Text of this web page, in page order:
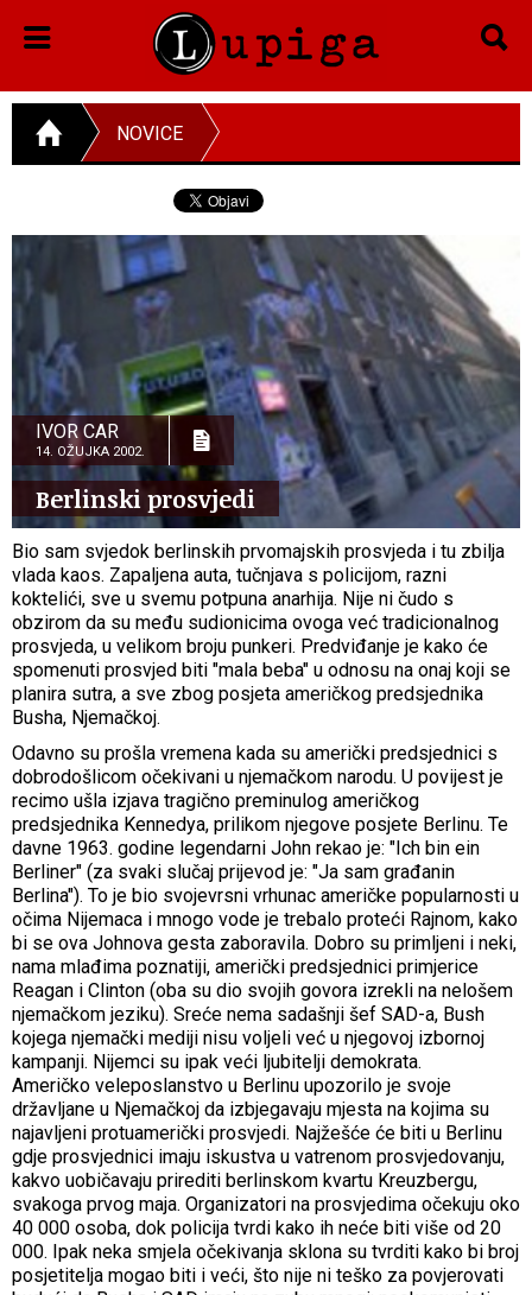
NOVICE
IVOR CAR
14. OŽUJKA 2002.
Berlinski prosvjedi
Bio sam svjedok berlinskih prvomajskih prosvjeda i tu zbilja
vlada kaos. Zapaljena auta, tučnjava s policijom, razni
koktelići, sve u svemu potpuna anarhija. Nije ni čudo s
obzirom da su među sudionicima ovoga već tradicionalnog
prosvjeda, u velikom broju punkeri. Predviđanje je kako će
spomenuti prosvjed biti "mala beba" u odnosu na onaj koji se
planira sutra, a sve zbog posjeta američkog predsjednika
Busha, Njemačkoj.
Odavno su prošla vremena kada su američki predsjednici s
dobrodošlicom očekivani u njemačkom narodu. U povijest je
recimo ušla izjava tragično preminulog američkog
predsjednika Kennedya, prilikom njegove posjete Berlinu. Te
davne 1963. godine legendarni John rekao je: "Ich bin ein
Berliner" (za svaki slučaj prijevod je: "Ja sam građanin
Berlina"). To je bio svojevrsni vrhunac američke popularnosti u
očima Nijemaca i mnogo vode je trebalo proteći Rajnom, kako
bi se ova Johnova gesta zaboravila. Dobro su primljeni i neki,
nama mlađima poznatiji, američki predsjednici primjerice
Reagan i Clinton (oba su dio svojih govora izrekli na nelošem
njemačkom jeziku). Sreće nema sadašnji šef SAD-a, Bush
kojega njemački mediji nisu voljeli već u njegovoj izbornoj
kampanji. Nijemci su ipak veći ljubitelji demokrata.
Američko veleposlanstvo u Berlinu upozorilo je svoje
državljane u Njemačkoj da izbjegavaju mjesta na kojima su
najavljeni protuamerički prosvjedi. Najžešće će biti u Berlinu
gdje prosvjednici imaju iskustva u vatrenom prosvjedovanju,
kakvo uobičavaju prirediti berlinskom kvartu Kreuzbergu,
svakoga prvog maja. Organizatori na prosvjedima očekuju oko
40 000 osoba, dok policija tvrdi kako ih neće biti više od 20
000. Ipak neka smjela očekivanja sklona su tvrditi kako bi broj
posjetitelja mogao biti i veći, što nije ni teško za povjerovati